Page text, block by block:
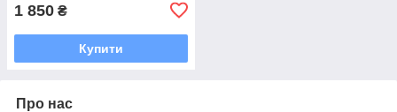
1 850 ₴
Купити
Про нас